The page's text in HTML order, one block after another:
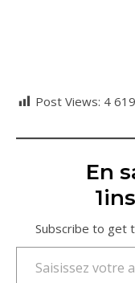
Post Views: 4 619
En
Subscribe to get
Saisissez votre